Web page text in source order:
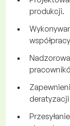
produkcji.